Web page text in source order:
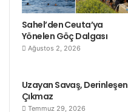
Sahel’den Ceuta’ya
Yönelen Göç Dalgası
Ağustos 2, 2026
Uzayan Savaş, Derinleşen
Çıkmaz
Temmuz 29, 2026